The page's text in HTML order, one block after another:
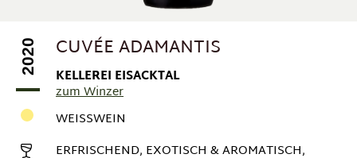
2020 CUVÉE ADAMANTIS
KELLEREI EISACKTAL
zum Winzer
WEISSWEIN
ERFRISCHEND, EXOTISCH & AROMATISCH,